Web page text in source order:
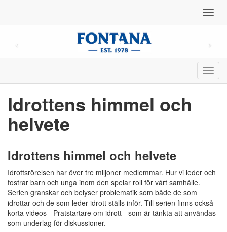
Idrottens himmel och
helvete
Idrottens himmel och helvete
Idrottsrörelsen har över tre miljoner medlemmar. Hur vi leder och
fostrar barn och unga inom den spelar roll för vårt samhälle.
Serien granskar och belyser problematik som både de som
idrottar och de som leder idrott ställs inför. Till serien finns också
korta videos - Pratstartare om idrott - som är tänkta att användas
som underlag för diskussioner.